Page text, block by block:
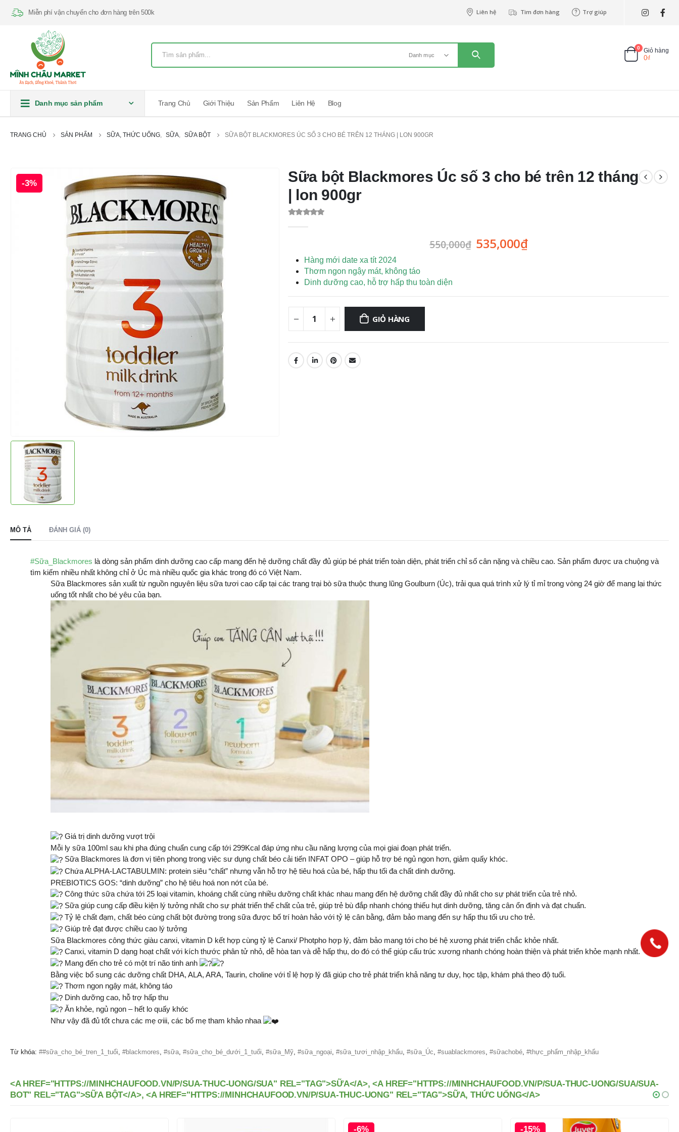
Miễn phí vận chuyển cho đơn hàng trên 500k Liên hệ Tìm đơn hàng Trợ giúp
Danh mục
0 Giỏ hàng
0₫
Danh mục sản phẩm Trang Chủ Giới Thiệu Sản Phẩm Liên Hệ Blog
TRANG CHỦ SẢN PHẨM SỮA, THỨC UỐNG SỮA SỮA BỘT SỮA BỘT BLACKMORES ÚC SỐ 3 CHO BÉ TRÊN 12 THÁNG | LON 900GR
-3%
Sữa bột Blackmores Úc số 3 cho bé trên 12 tháng
| lon 900gr
550,000₫ 535,000₫
Hàng mới date xa tít 2024
Thơm ngon ngậy mát, không táo
Dinh dưỡng cao, hỗ trợ hấp thu toàn diện
GIỎ HÀNG
MÔ TẢ ĐÁNH GIÁ (0)
#Sữa_Blackmores là dòng sản phẩm dinh dưỡng cao cấp mang đến hệ dưỡng chất đầy đủ giúp bé phát triển toàn diện, phát triển chỉ số cân nặng và chiều cao. Sản phẩm được ưa chuộng và
tìm kiếm nhiều nhất không chỉ ở Úc mà nhiều quốc gia khác trong đó có Việt Nam.
Sữa Blackmores sản xuất từ nguồn nguyên liệu sữa tươi cao cấp tại các trang trại bò sữa thuộc thung lũng Goulburn (Úc), trải qua quá trình xử lý tỉ mỉ trong vòng 24 giờ để mang lại thức
uống tốt nhất cho bé yêu của bạn.
Giá trị dinh dưỡng vượt trội
Mỗi ly sữa 100ml sau khi pha đúng chuẩn cung cấp tới 299Kcal đáp ứng nhu cầu năng lượng của mọi giai đoạn phát triển.
Sữa Blackmores là đơn vị tiên phong trong việc sư dụng chất béo cải tiến INFAT OPO – giúp hỗ trợ bé ngủ ngon hơn, giảm quấy khóc.
Chứa ALPHA-LACTABULMIN: protein siêu “chất” nhưng vẫn hỗ trợ hệ tiêu hoá của bé, hấp thu tối đa chất dinh dưỡng.
PREBIOTICS GOS: “dinh dưỡng” cho hệ tiêu hoá non nớt của bé.
Công thức sữa chứa tới 25 loại vitamin, khoáng chất cùng nhiều dưỡng chất khác nhau mang đến hệ dưỡng chất đầy đủ nhất cho sự phát triển của trẻ nhỏ.
Sữa giúp cung cấp điều kiện lý tưởng nhất cho sự phát triển thể chất của trẻ, giúp trẻ bù đắp nhanh chóng thiếu hụt dinh dưỡng, tăng cân ổn định và đạt chuẩn.
Tỷ lệ chất đạm, chất béo cùng chất bột đường trong sữa được bố trí hoàn hảo với tỷ lệ cân bằng, đảm bảo mang đến sự hấp thu tối ưu cho trẻ.
Giúp trẻ đạt được chiều cao lý tưởng
Sữa Blackmores công thức giàu canxi, vitamin D kết hợp cùng tỷ lệ Canxi/ Photpho hợp lý, đảm bảo mang tới cho bé hệ xương phát triển chắc khỏe nhất.
Canxi, vitamin D dạng hoạt chất với kích thước phân tử nhỏ, dễ hòa tan và dễ hấp thụ, do đó có thể giúp cấu trúc xương nhanh chóng hoàn thiện và phát triển khỏe mạnh nhất.
Mang đến cho trẻ có một trí não tinh anh
Bằng việc bổ sung các dưỡng chất DHA, ALA, ARA, Taurin, choline với tỉ lệ hợp lý đã giúp cho trẻ phát triển khả năng tư duy, học tập, khám phá theo độ tuổi.
Thơm ngon ngậy mát, không táo
Dinh dưỡng cao, hỗ trợ hấp thu
Ăn khỏe, ngủ ngon – hết lo quấy khóc
Như vậy đã đủ tốt chưa các mẹ ơiii, các bố mẹ tham khảo nhaa
Từ khóa: ##sữa_cho_bé_tren_1_tuổi #blackmores #sữa #sữa_cho_bé_dưới_1_tuổi #sữa_Mỹ #sữa_ngoại #sữa_tươi_nhập_khẩu #sữa_Úc #suablackmores #sữachobé #thực_phẩm_nhập_khẩu
<A HREF="HTTPS://MINHCHAUFOOD.VN/P/SUA-THUC-UONG/SUA" REL="TAG">SỮA</A>, <A HREF="HTTPS://MINHCHAUFOOD.VN/P/SUA-THUC-UONG/SUA/SUA-
BOT" REL="TAG">SỮA BỘT</A>, <A HREF="HTTPS://MINHCHAUFOOD.VN/P/SUA-THUC-UONG" REL="TAG">SỮA, THỨC UỐNG</A>
-15% -6%